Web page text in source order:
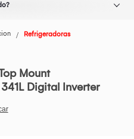
Refrigeradoras
Mount
Digital Inverter